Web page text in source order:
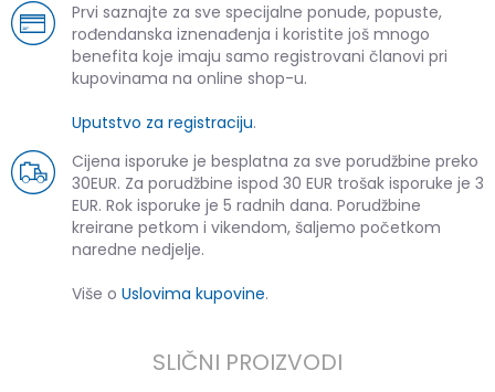
Prvi saznajte za sve specijalne ponude, popuste,
rođendanska iznenađenja i koristite još mnogo
benefita koje imaju samo registrovani članovi pri
kupovinama na online shop-u.
Uputstvo za registraciju.
Cijena isporuke je besplatna za sve porudžbine preko
30EUR. Za porudžbine ispod 30 EUR trošak isporuke je 3
EUR. Rok isporuke je 5 radnih dana. Porudžbine
kreirane petkom i vikendom, šaljemo početkom
naredne nedjelje.
Više o Uslovima kupovine.
SLIČNI PROIZVODI